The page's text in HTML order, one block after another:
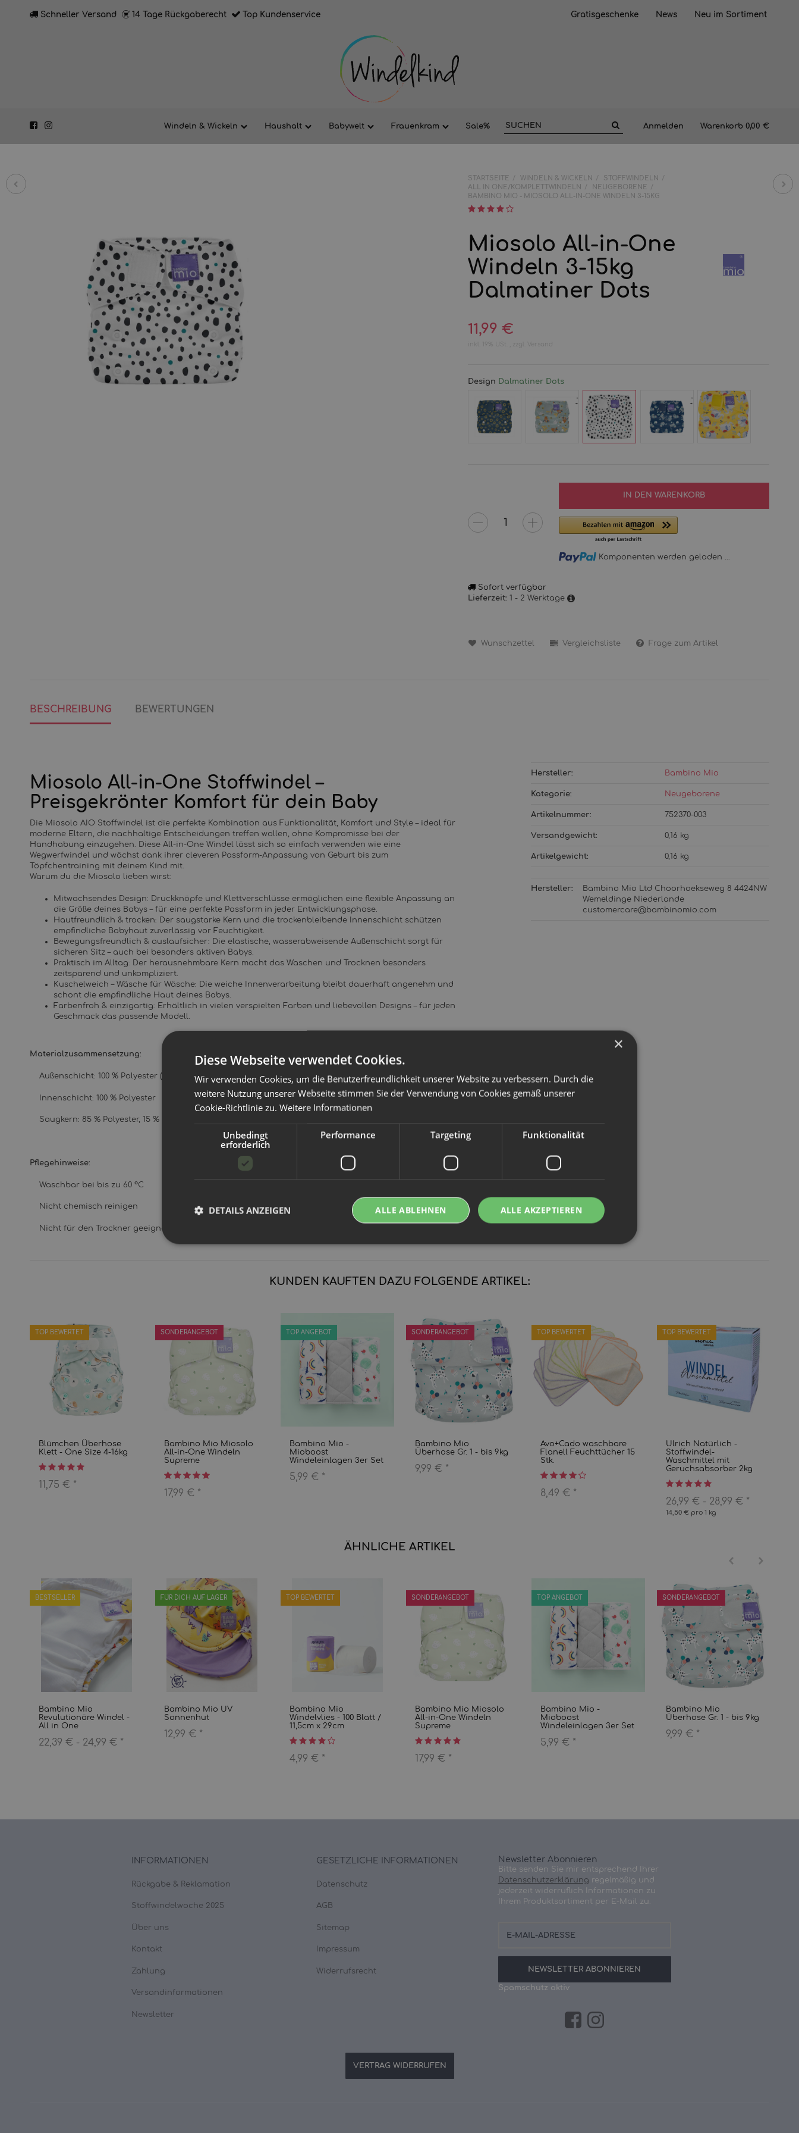
Schneller Versand 14 Tage Rückgaberecht Top Kundenservice Gratisgeschenke News Neu im Sortiment
Windeln & Wickeln Haushalt Babywelt Frauenkram Sale% Anmelden Warenkorb 0,00 €
STARTSEITE WINDELN & WICKELN
STOFFWINDELN
ALL IN ONE/KOMPLETTWINDELN
NEUGEBORENE
BAMBINO MIO - MIOSOLO ALL-IN-ONE WINDELN 3-15KG
Miosolo All-in-One
Windeln 3-15kg
Dalmatiner Dots
11,99 €
inkl. 19% USt. , zzgl. Versand
Design Dalmatiner Dots
IN DEN WARENKORB
Loading... Komponenten werden geladen ...
Sofort verfügbar
Lieferzeit: 1 - 2 Werktage
Wunschzettel Vergleichsliste Frage zum Artikel
BESCHREIBUNG BEWERTUNGEN
Miosolo All-in-One Stoffwindel –
Preisgekrönter Komfort für dein Baby
Die Miosolo AIO Stoffwindel ist die perfekte Kombination aus Funktionalität, Komfort und Style – ideal für
moderne Eltern, die nachhaltige Entscheidungen treffen wollen, ohne Kompromisse bei der
Handhabung einzugehen. Diese All-in-One Windel lässt sich so einfach verwenden wie eine
Wegwerfwindel und wächst dank ihrer cleveren Passform-Anpassung von Geburt bis zum
Töpfchentraining mit deinem Kind mit.
Warum du die Miosolo lieben wirst:
Mitwachsendes Design: Druckknöpfe und Klettverschlüsse ermöglichen eine flexible Anpassung an
die Größe deines Babys – für eine perfekte Passform in jeder Entwicklungsphase.
Hautfreundlich & trocken: Der saugstarke Kern und die trockenbleibende Innenschicht schützen
empfindliche Babyhaut zuverlässig vor Feuchtigkeit.
Bewegungsfreundlich & auslaufsicher: Die elastische, wasserabweisende Außenschicht sorgt für
sicheren Sitz – auch bei besonders aktiven Babys.
Praktisch im Alltag: Der herausnehmbare Kern macht das Waschen und Trocknen besonders
zeitsparend und unkompliziert.
Kuschelweich – Wäsche für Wäsche: Die weiche Innenverarbeitung bleibt dauerhaft angenehm und
schont die empfindliche Haut deines Babys.
Farbenfroh & einzigartig: Erhältlich in vielen verspielten Farben und liebevollen Designs – für jeden
Geschmack das passende Modell.
Materialzusammensetzung:
Außenschicht: 100 % Polyester (laminiert mit Polyurethan)
Innenschicht: 100 % Polyester
Saugkern: 85 % Polyester, 15 % Nylon
Pflegehinweise:
Waschbar bei bis zu 60 °C
Nicht chemisch reinigen
Nicht für den Trockner geeignet
Hersteller: Bambino Mio
Kategorie: Neugeborene
Artikelnummer: 752370-003
Versandgewicht‍: 0,16 kg
Artikelgewicht‍: 0,16 kg
Hersteller:
Bambino Mio Ltd Choorhoekseweg 8 4424NW
Wemeldinge Niederlande
customercare@bambinomio.com
KUNDEN KAUFTEN DAZU FOLGENDE ARTIKEL:
TOP BEWERTET
Blümchen Überhose
Klett - One Size 4-16kg
11,75 € *
SONDERANGEBOT
Bambino Mio Miosolo
All-in-One Windeln
Supreme
17,99 € *
TOP ANGEBOT
Bambino Mio -
Mioboost
Windeleinlagen 3er Set
5,99 € *
SONDERANGEBOT
Bambino Mio
Überhose Gr. 1 - bis 9kg
9,99 € *
TOP BEWERTET
Avo+Cado waschbare
Flanell Feuchttücher 15
Stk.
8,49 € *
TOP BEWERTET
Ulrich Natürlich -
Stoffwindel-
Waschmittel mit
Geruchsabsorber 2kg
26,99 € - 28,99 € *
14,50 € pro 1 kg
ÄHNLICHE ARTIKEL
BESTSELLER
Bambino Mio
Revulutionäre Windel -
All in One
22,39 € - 24,99 € *
FÜR DICH AUF LAGER
Bambino Mio UV
Sonnenhut
12,99 € *
TOP BEWERTET
Bambino Mio
Windelvlies - 100 Blatt /
11,5cm x 29cm
4,99 € *
SONDERANGEBOT
Bambino Mio Miosolo
All-in-One Windeln
Supreme
17,99 € *
TOP ANGEBOT
Bambino Mio -
Mioboost
Windeleinlagen 3er Set
5,99 € *
SONDERANGEBOT
Bambino Mio
Überhose Gr. 1 - bis 9kg
9,99 € *
INFORMATIONEN
Rückgabe & Reklamation
Stoffwindelwoche 2025
Über uns
Kontakt
Zahlung
Versandinformationen
Newsletter
GESETZLICHE INFORMATIONEN
Datenschutz
AGB
Sitemap
Impressum
Widerrufsrecht
Newsletter Abonnieren
Bitte senden Sie mir entsprechend Ihrer
Datenschutzerklärung regelmäßig und
jederzeit widerruflich Informationen zu
Ihrem Produktsortiment per E-Mail zu.
Mail-
NEWSLETTER ABONNIEREN
Spamschutz aktiv
VERTRAG WIDERRUFEN
×
Diese Webseite verwendet Cookies.
Wir verwenden Cookies, um die Benutzerfreundlichkeit unserer Website zu verbessern. Durch die
weitere Nutzung unserer Webseite stimmen Sie der Verwendung von Cookies gemäß unserer
Cookie-Richtlinie zu. Weitere Informationen
Unbedingt
erforderlich
Performance Targeting Funktionalität
ALLE AKZEPTIEREN
ALLE ABLEHNEN
DETAILS ANZEIGEN